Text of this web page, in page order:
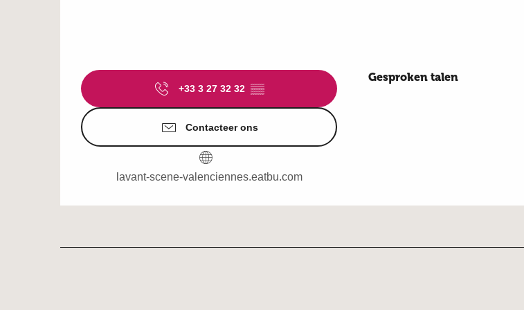
+33 3 27 32 32 ▒▒
Contacteer ons
lavant-scene-valenciennes.eatbu.com
Gesproken talen
Gesproken talen